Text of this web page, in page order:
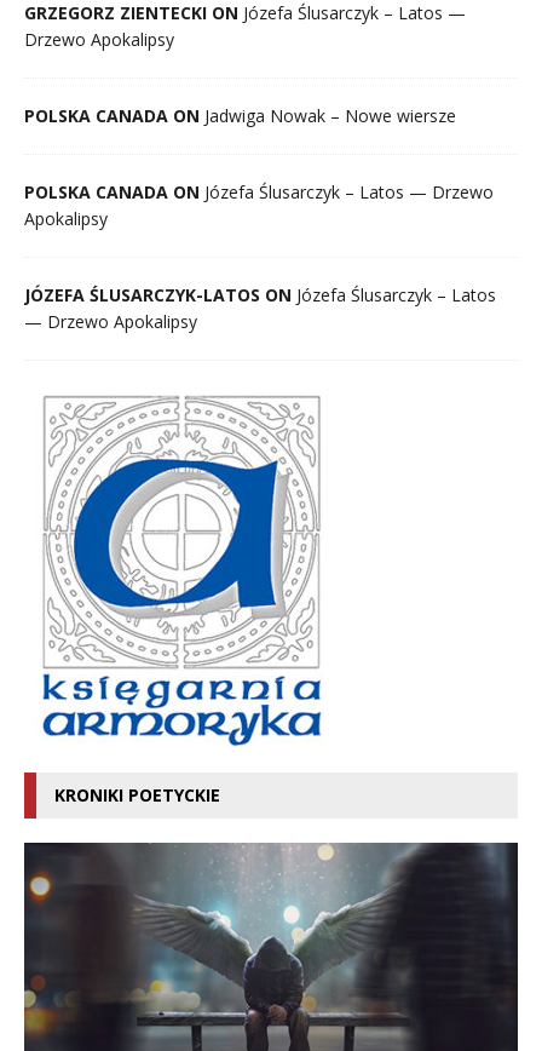
GRZEGORZ ZIENTECKI ON Józefa Ślusarczyk – Latos —
Drzewo Apokalipsy
POLSKA CANADA ON Jadwiga Nowak – Nowe wiersze
POLSKA CANADA ON Józefa Ślusarczyk – Latos — Drzewo
Apokalipsy
JÓZEFA ŚLUSARCZYK-LATOS ON Józefa Ślusarczyk – Latos
— Drzewo Apokalipsy
KRONIKI POETYCKIE